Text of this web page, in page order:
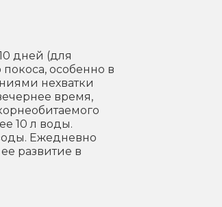
дней (для
особенно в
нехватки
время,
10 л воды.
Ежедневно
развитие в